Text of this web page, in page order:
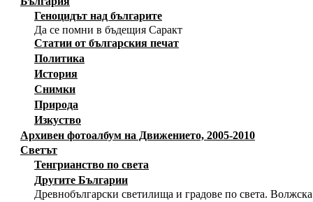
Геноцидът над българите
Да се помни в бъдещия Саракт
Статии от българския печат
Политика
История
Снимки
Природа
Изкуство
Архивен фотоалбум на Движението, 2005-2010
Светът
Тенгрианство по света
Другите Българии
Древнобългарски светилища и градове по света.